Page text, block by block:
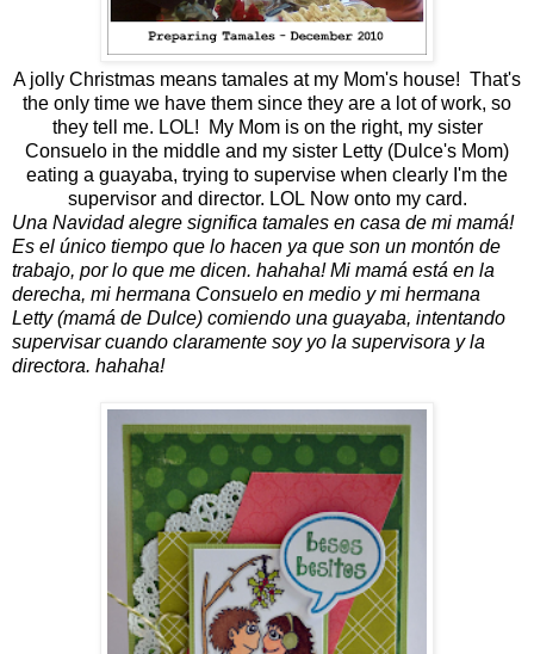
A jolly Christmas means tamales at my Mom's house! That's
the only time we have them since they are a lot of work, so
they tell me. LOL! My Mom is on the right, my sister
Consuelo in the middle and my sister Letty (Dulce's Mom)
eating a guayaba, trying to supervise when clearly I'm the
supervisor and director. LOL Now onto my card.
Una Navidad alegre significa tamales en casa de mi mamá!
Es el único tiempo que lo hacen ya que son un montón de
trabajo, por lo que me dicen. hahaha!Mi mamá está en la
derecha, mi hermana Consuelo en medio y mi hermana
Letty (mamá de Dulce) comiendo una guayaba, intentando
supervisar cuando claramente soy yo la supervisora y la
directora. hahaha!